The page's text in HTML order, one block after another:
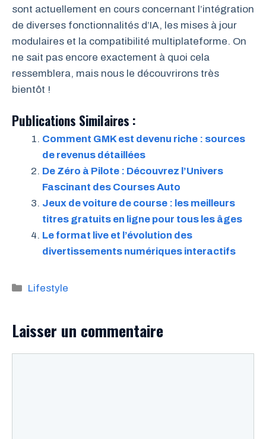
sont actuellement en cours concernant l’intégration
de diverses fonctionnalités d’IA, les mises à jour
modulaires et la compatibilité multiplateforme. On
ne sait pas encore exactement à quoi cela
ressemblera, mais nous le découvrirons très
bientôt !
Publications Similaires :
Comment GMK est devenu riche : sources
de revenus détaillées
De Zéro à Pilote : Découvrez l’Univers
Fascinant des Courses Auto
Jeux de voiture de course : les meilleurs
titres gratuits en ligne pour tous les âges
Le format live et l’évolution des
divertissements numériques interactifs
Catégories
Lifestyle
Laisser un commentaire